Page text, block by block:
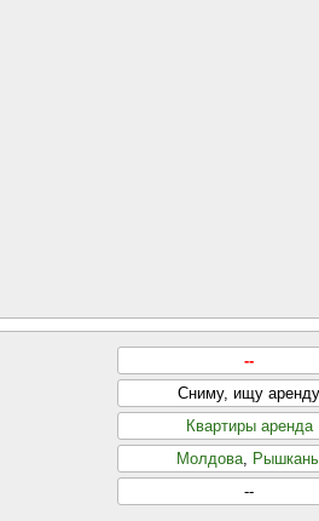
--
Сниму, ищу аренду
Квартиры аренда
Молдова,
--